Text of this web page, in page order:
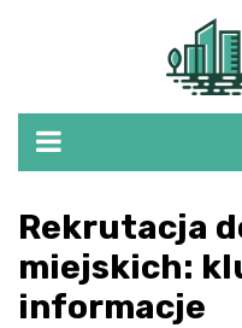
Rekrutacja
miejskich:
informacje